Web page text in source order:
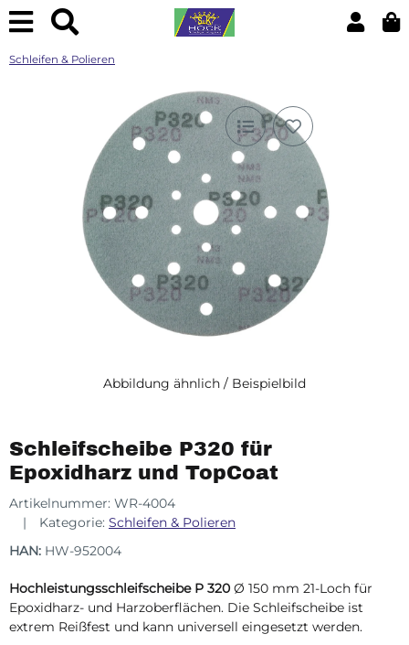
Schleifen & Polieren
Abbildung ähnlich / Beispielbild
Schleifscheibe P320 für
Epoxidharz und TopCoat
Artikelnummer: WR-4004
Kategorie: Schleifen & Polieren
HAN: HW-952004
Hochleistungsschleifscheibe P 320 Ø 150 mm 21-Loch für
Epoxidharz- und Harzoberflächen. Die Schleifscheibe ist
extrem Reißfest und kann universell eingesetzt werden.